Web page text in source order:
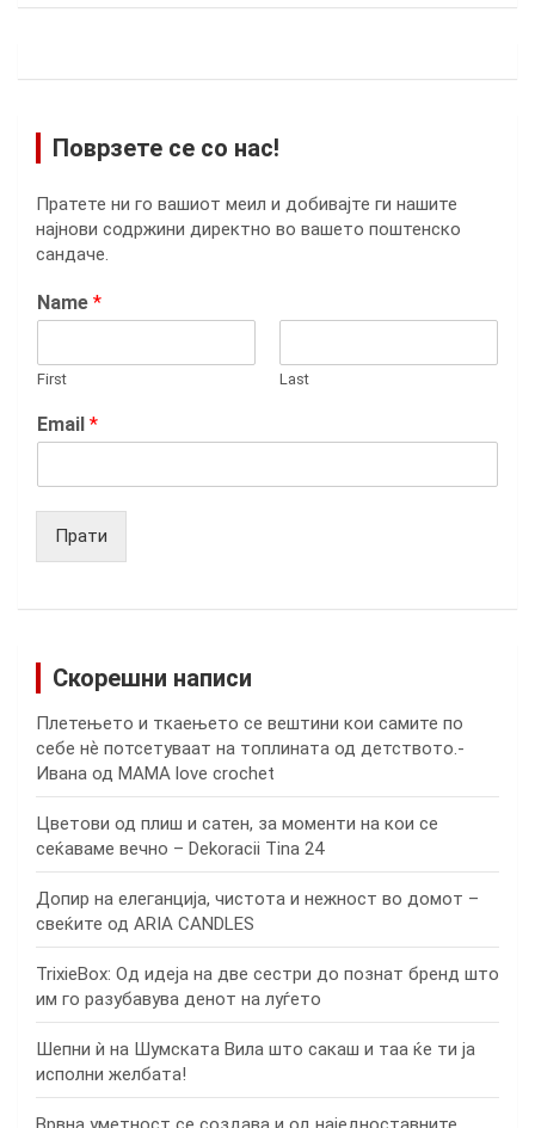
Поврзете се со нас!
Пратете ни го вашиот меил и добивајте ги нашите
најнови содржини директно во вашето поштенско
сандаче.
Name *
First Last
Email *
Прати
Скорешни написи
Плетењето и ткаењето се вештини кои самите по
себе нѐ потсетуваат на топлината од детството.-
Ивана од MAMA love crochet
Цветови од плиш и сатен, за моменти на кои се
сеќаваме вечно – Dekoracii Tina 24
Допир на елеганција, чистота и нежност во домот –
свеќите од ARIA CANDLES
TrixieBox: Од идеја на две сестри до познат бренд што
им го разубавува денот на луѓето
Шепни ѝ на Шумската Вила што сакаш и таа ќе ти ја
исполни желбата!